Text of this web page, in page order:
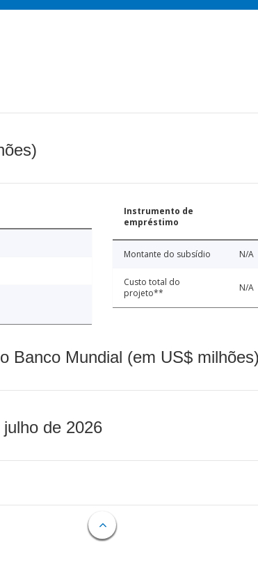
Instrumento de
empréstimo
Montante do subsídio N/A
Custo total do
projeto**
N/A
Banco Mundial (em US$
de 2026